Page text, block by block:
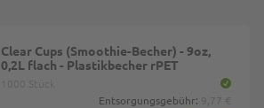
Clear Cups (Smoothie-Becher) - 9oz,
0,2L flach - Plastikbecher rPET
Entsorgungsgebühr: